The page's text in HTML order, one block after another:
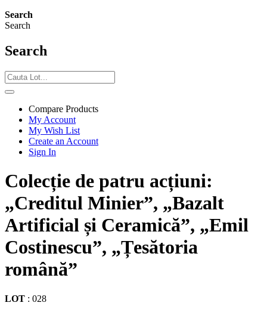
Search
Search
Search
Compare Products
My Account
My Wish List
Create an Account
Sign In
Colecție de patru acțiuni:
„Creditul Minier”, „Bazalt
Artificial și Ceramică”, „Emil
Costinescu”, „Țesătoria
română”
LOT : 028